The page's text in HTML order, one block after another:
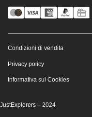
Condizioni di vendita
Privacy policy
Informativa sui Cookies
JustExplorers – 2024